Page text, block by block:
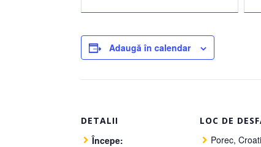
Adaugă în calendar
DETALII
Începe:
LOC DE
Porec,